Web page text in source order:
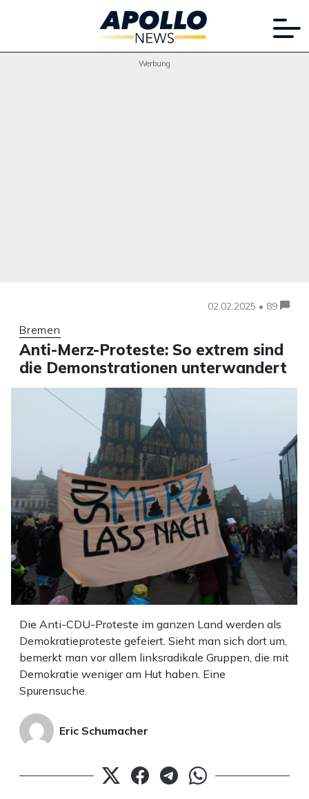
Werbung
02.02.2025 • 89
Bremen
Anti-Merz-Proteste: So extrem sind
die Demonstrationen unterwandert
Die Anti-CDU-Proteste im ganzen Land werden als
Demokratieproteste gefeiert. Sieht man sich dort um,
bemerkt man vor allem linksradikale Gruppen, die mit
Demokratie weniger am Hut haben. Eine
Spurensuche.
Eric Schumacher